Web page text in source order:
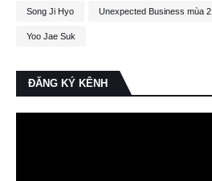
Song Ji Hyo Unexpected Business mùa 2
Yoo Jae Suk
ĐĂNG KÝ KÊNH